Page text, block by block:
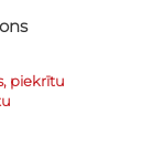
piekrītu